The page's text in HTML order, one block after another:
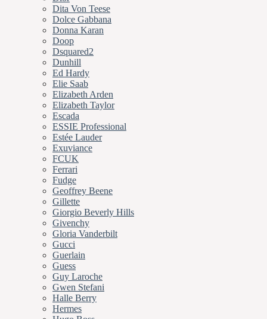
Dita Von Teese
Dolce Gabbana
Donna Karan
Doop
Dsquared2
Dunhill
Ed Hardy
Elie Saab
Elizabeth Arden
Elizabeth Taylor
Escada
ESSIE Professional
Estée Lauder
Exuviance
FCUK
Ferrari
Fudge
Geoffrey Beene
Gillette
Giorgio Beverly Hills
Givenchy
Gloria Vanderbilt
Gucci
Guerlain
Guess
Guy Laroche
Gwen Stefani
Halle Berry
Hermes